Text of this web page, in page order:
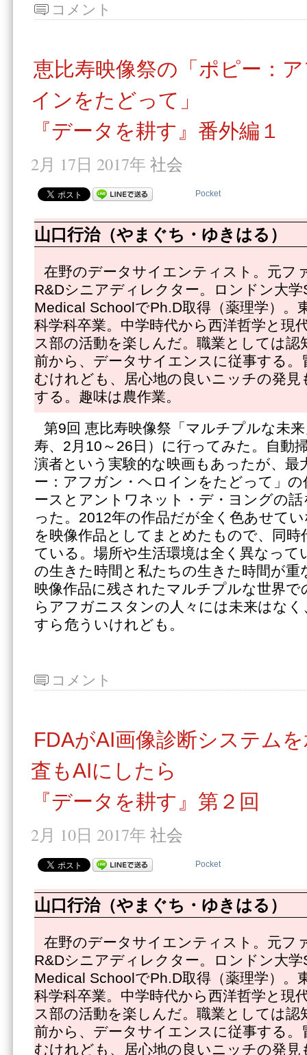
コメント
恵比寿映像祭の「ポピー：
インをたどって」
『データを耕す』番外編１
2月 17日 2017年 社会
Pocket
山口行治（やまぐち・ゆきはる）
在野のデータサイエンティスト。元フ
R&Dシニアディレクター。ロンドン大学
Medical SchoolでPh.D取得（薬理学）。
科学科卒業。中学時代から西洋哲学と現
ス部の活動を楽しんだ。職業としては
前から、データサイエンスに従事する
むけれども、居心地の良いニッチの発
する。趣味は農作業。
第9回 恵比寿映像祭「マルチプルな未
寿、2月10～26日）に行ってみた。自動
演者という実験的な映画もあったが、最
ー：アフガン・ヘロインをたどって」
ースとアントワネット・デ・ヨングの
った。2012年の作品だが全く色あせて
を映像作品としてまとめたもので、同時
ている。場所や生活環境は全く異なって
の生きた時間と私たちの生きた時間が
映像作品に残されたマルチプルな世界で
らアフガニスタンの人々には未来はな
すら危ういけれども。
コメント
FDAがAI画像診断システム
査もAIにしたら
『データを耕す』第２回
2月 10日 2017年 社会
Pocket
山口行治（やまぐち・ゆきはる）
在野のデータサイエンティスト。元フ
R&Dシニアディレクター。ロンドン大学
Medical SchoolでPh.D取得（薬理学）。
科学科卒業。中学時代から西洋哲学と現
ス部の活動を楽しんだ。職業としては
前から、データサイエンスに従事する
むけれども、居心地の良いニッチの発